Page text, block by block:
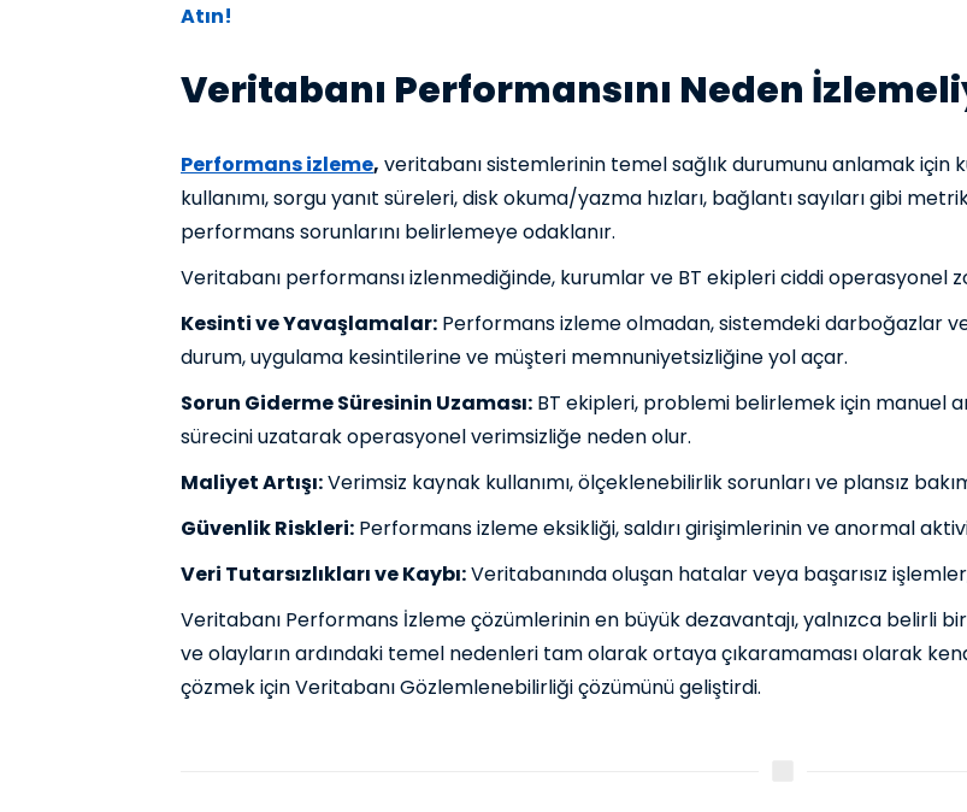
Atın!
Veritabanı Performansını Neden
Performans izleme, veritabanı sistemlerinin temel sağlık durumunu anlamak için
kullanımı, sorgu yanıt süreleri, disk okuma/yazma hızları, bağlantı sayıları gibi
performans sorunlarını belirlemeye odaklanır.
Veritabanı performansı izlenmediğinde, kurumlar ve BT ekipleri ciddi operasyonel
Kesinti ve Yavaşlamalar: Performans izleme olmadan, sistemdeki darboğazlar
durum, uygulama kesintilerine ve müşteri memnuniyetsizliğine yol açar.
Sorun Giderme Süresinin Uzaması: BT ekipleri, problemi belirlemek için manuel
sürecini uzatarak operasyonel verimsizliğe neden olur.
Maliyet Artışı:Verimsiz kaynak kullanımı, ölçeklenebilirlik sorunları ve plansız
Güvenlik Riskleri: Performans izleme eksikliği, saldırı girişimlerinin ve anormal
Veri Tutarsızlıkları ve Kaybı:Veritabanında oluşan hatalar veya başarısız
Veritabanı Performans İzleme çözümlerinin en büyük dezavantajı, yalnızca belirli
ve olayların ardındaki temel nedenleri tam olarak ortaya çıkaramaması olarak
çözmek için Veritabanı Gözlemlenebilirliği çözümünü geliştirdi.